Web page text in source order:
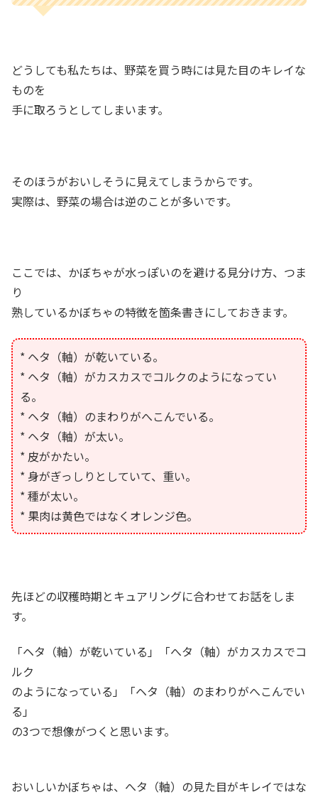
どうしても私たちは、野菜を買う時には見た目のキレイな
ものを
手に取ろうとしてしまいます。
そのほうがおいしそうに見えてしまうからです。
実際は、野菜の場合は逆のことが多いです。
ここでは、かぼちゃが水っぽいのを避ける見分け方、つま
り
熟しているかぼちゃの特徴を箇条書きにしておきます。
* ヘタ（軸）が乾いている。
* ヘタ（軸）がカスカスでコルクのようになってい
る。
* ヘタ（軸）のまわりがへこんでいる。
* ヘタ（軸）が太い。
* 皮がかたい。
* 身がぎっしりとしていて、重い。
* 種が太い。
* 果肉は黄色ではなくオレンジ色。
先ほどの収穫時期とキュアリングに合わせてお話をしま
す。
「ヘタ（軸）が乾いている」「へタ（軸）がカスカスでコ
ルク
のようになっている」「ヘタ（軸）のまわりがへこんでい
る」
の3つで想像がつくと思います。
おいしいかぼちゃは、へタ（軸）の見た目がキレイではな